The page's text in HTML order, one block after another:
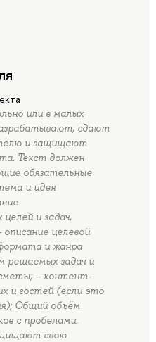
или в малых
сдают
и защищают
Текст должен
обязательные
и идея
и задач,
целевой
и жанра
решаемых задач и
– контент-
и гостей (если это
Общий объём
с пробелами.
свою